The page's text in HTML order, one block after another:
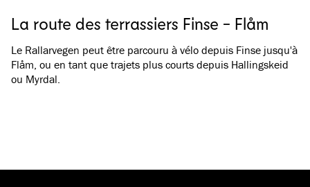
La route des terrassiers Finse - Flåm
Le Rallarvegen peut être parcouru à vélo depuis Finse jusqu'à
Flåm, ou en tant que trajets plus courts depuis Hallingskeid
ou Myrdal.